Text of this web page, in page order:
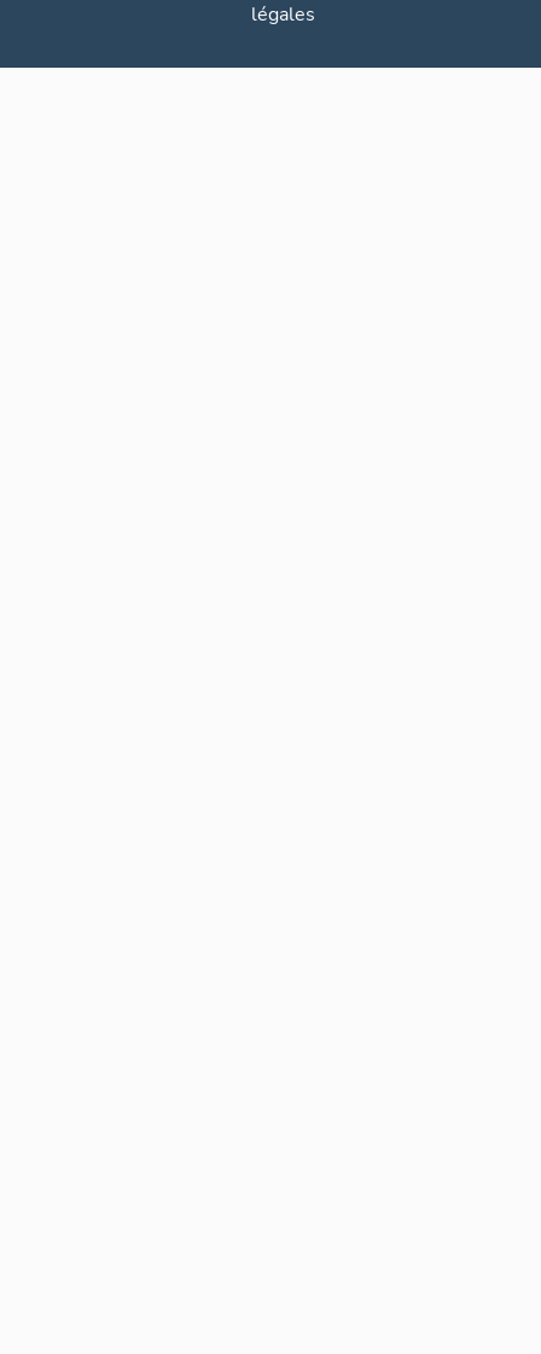
légales